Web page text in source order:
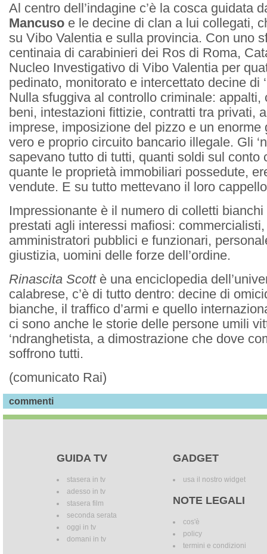
Al centro dell’indagine c’è la cosca guidata
Mancuso e le decine di clan a lui collegati,
su Vibo Valentia e sulla provincia. Con uno
centinaia di carabinieri dei Ros di Roma,
Nucleo Investigativo di Vibo Valentia per
pedinato, monitorato e intercettato decine di
Nulla sfuggiva al controllo criminale: appalti,
beni, intestazioni fittizie, contratti tra privati,
imprese, imposizione del pizzo e un enorme
vero e proprio circuito bancario illegale. Gli
sapevano tutto di tutti, quanti soldi sul conto
quante le proprietà immobiliari possedute,
vendute. E su tutto mettevano il loro
Impressionante è il numero di colletti
prestati agli interessi mafiosi:
amministratori pubblici e funzionari,
giustizia, uomini delle forze dell’ordine.
Rinascita Scottè una enciclopedia
calabrese, c’è di tutto dentro: decine di
bianche, il traffico d’armi e quello
ci sono anche le storie delle persone umili
‘ndranghetista, a dimostrazione che dove
soffrono tutti.
(comunicato Rai)
commenti
GUIDA TV
stasera in tv
adesso in tv
stasera film
seconda serata
oggi in tv
domani in tv
GADGET
usa il nostro widget
NOTE LEGALI
cos'è
policy
termini e condizioni